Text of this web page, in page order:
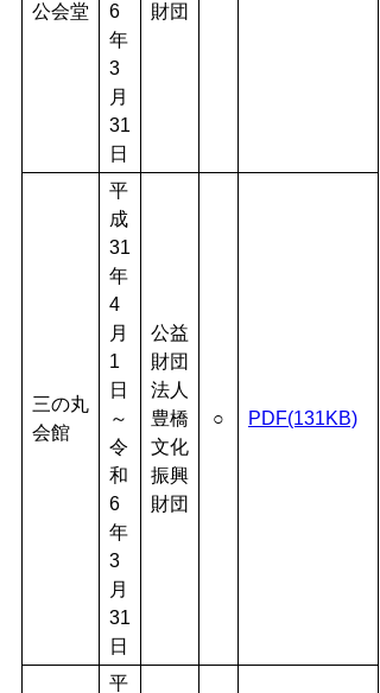
公会堂
6
年
3
月
31
日
財団
三の丸
会館
平
成
31
年
4
月
1
日
～
令
和
6
年
3
月
31
日
公益
財団
法人
豊橋
文化
振興
財団
○ PDF(131KB)
平